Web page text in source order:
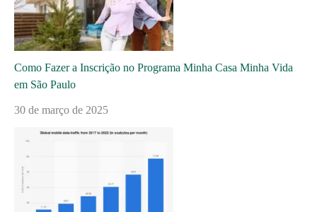
Como Fazer a Inscrição no Programa Minha Casa Minha Vida
em São Paulo
30 de março de 2025